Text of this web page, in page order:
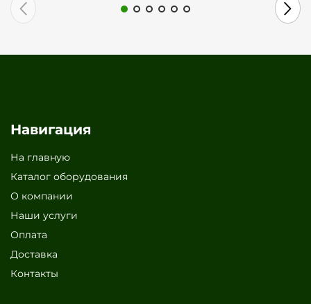
Навигация
На главную
Каталог оборудования
О компании
Наши услуги
Оплата
Доставка
Контакты